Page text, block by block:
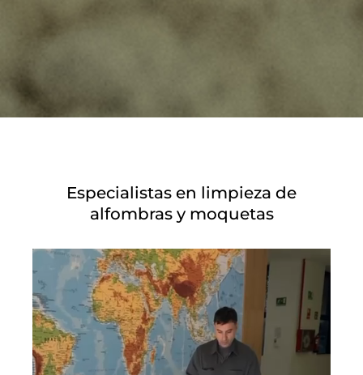
Especialistas en limpieza de
alfombras y moquetas